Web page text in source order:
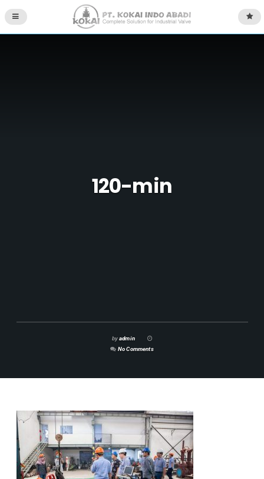
120-min
byadmin
No Comments